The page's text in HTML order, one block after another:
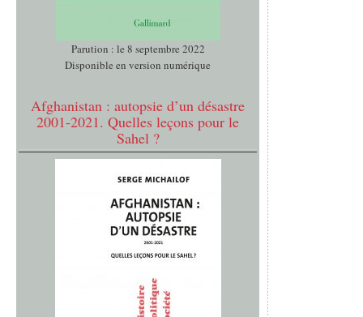
Parution : le 8 septembre 2022
Disponible en version numérique
Afghanistan : autopsie d’un désastre
2001-2021. Quelles leçons pour le
Sahel ?